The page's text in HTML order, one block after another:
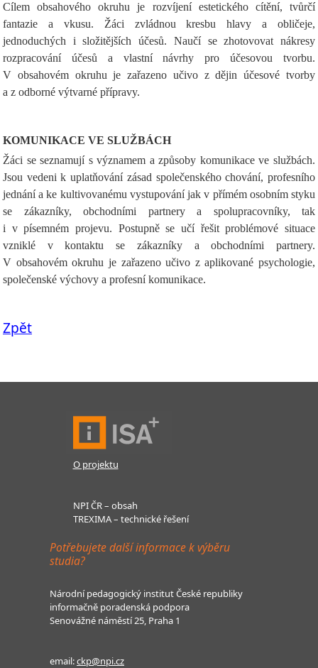
Cílem obsahového okruhu je rozvíjení estetického cítění, tvůrčí
fantazie a vkusu. Žáci zvládnou kresbu hlavy a obličeje,
jednoduchých i složitějších účesů. Naučí se zhotovovat nákresy
rozpracování účesů a vlastní návrhy pro účesovou tvorbu.
V obsahovém okruhu je zařazeno učivo z dějin účesové tvorby
a z odborné výtvarné přípravy.
KOMUNIKACE VE SLUŽBÁCH
Žáci se seznamují s významem a způsoby komunikace ve službách.
Jsou vedeni k uplatňování zásad společenského chování, profesního
jednání a ke kultivovanému vystupování jak v přímém osobním styku
se zákazníky, obchodními partnery a spolupracovníky, tak
i v písemném projevu. Postupně se učí řešit problémové situace
vzniklé v kontaktu se zákazníky a obchodními partnery.
V obsahovém okruhu je zařazeno učivo z aplikované psychologie,
společenské výchovy a profesní komunikace.
Zpět
O projektu
NPI ČR – obsah
TREXIMA – technické řešení
Potřebujete další informace k výběru
studia?
Národní pedagogický institut České republiky
informačně poradenská podpora
Senovážné náměstí 25, Praha 1
email:ckp@npi.cz